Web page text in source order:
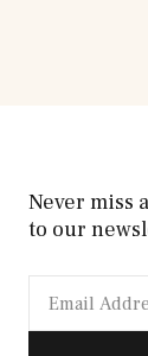
Never miss
to our